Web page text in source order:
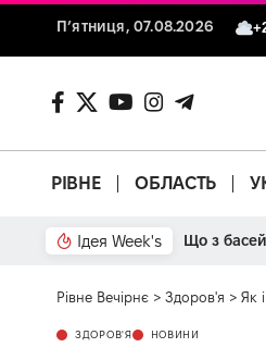
П’ятниця, 07.08.2026
РІВНЕ ОБЛАСТЬ
Ідея Week's Що з
Рівне Вечірнє > Здоров'я > Як
ЗДОРОВ'Я НОВИНИ